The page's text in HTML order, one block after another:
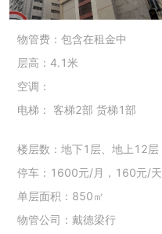
物管费：包含在租金中
层高：4.1米
空调：
电梯： 客梯2部 货梯1部
楼层数：地下1层、地上12层
停车：1600元/月，160元/天
单层面积：850㎡
物管公司：戴德梁行